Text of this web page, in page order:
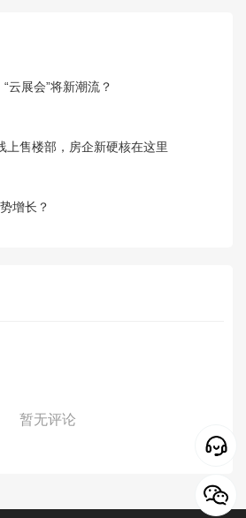
云展会”将新潮流？
上售楼部，房企新硬核在这里
增长？
暂无评论